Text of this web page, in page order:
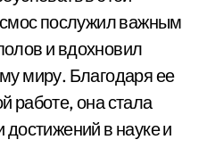
послужил важным
и вдохновил
миру. Благодаря ее
работе, она стала
в науке и